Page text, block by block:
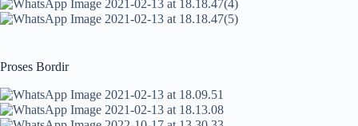
Proses Bordir